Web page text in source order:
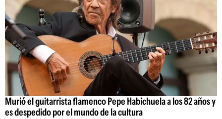
Murió el guitarrista flamenco Pepe Habichuela a los 82 años y
es despedido por el mundo de la cultura